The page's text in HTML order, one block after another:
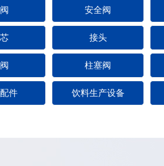
安全阀
接头
柱塞阀
件 饮料生产设备